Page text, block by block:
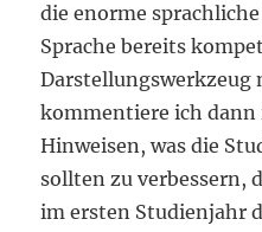
die enorme
Sprache bereits
Darstellungswerkzeug
kommentiere ich
Hinweisen, was die
sollten zu verbessern,
im ersten Studienjahr